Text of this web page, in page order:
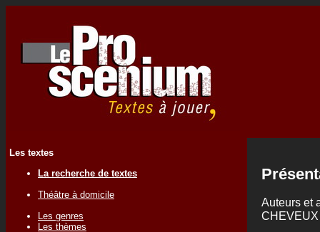
Les textes
La recherche de textes
Théâtre à domicile
Les genres
Les thèmes
Auteurs et